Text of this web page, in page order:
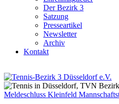
Der Bezirk 3
Satzung
Presseartikel
Newsletter
Archiv
Kontakt
Meldeschluss Kleinfeld